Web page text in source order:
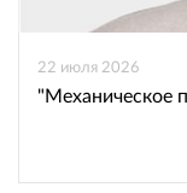
22 июля 2026
"Механическое